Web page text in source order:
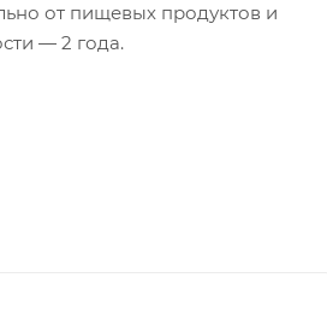
от пищевых продуктов и
— 2 года.